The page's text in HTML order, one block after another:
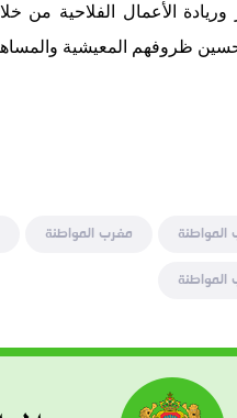
الأعمال الفلاحية من
ظروفهم المعيشية
مغرب المواطنة